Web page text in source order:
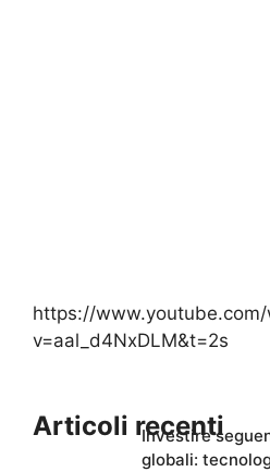
https://www.youtube.com/
v=aal_d4NxDLM&t=2s
Articoli recenti
Investire
globali: